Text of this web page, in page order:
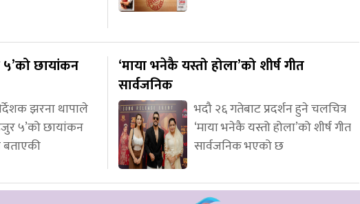
५’को छायांकन
झरना थापाले
५’को छायांकन
‘माया भनेकै यस्तो होला’को शीर्ष गीत
सार्वजनिक
भदौ २६ गतेबाट प्रदर्शन हुने चलचित्र
‘माया भनेकै यस्तो होला’को शीर्ष गीत
सार्वजनिक भएको छ